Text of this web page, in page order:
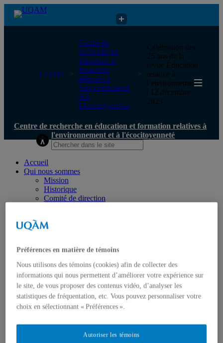
Centre de recherche en éducation et formation relatives à
l'environnement et à l'écocitoyenneté
UQAM
Centre de
recherche en
éducation et
formation
relatives à
l'environnement
et à
l'écocitoyenneté
Célébration des
25 ans de la
revue Éducation
relative à
l’environnement
| 12 décembre
2023
Centre de recherche en éducation et formation relatives à
l'environnement et à l'écocitoyenneté
Accueil
Qui nous sommes
Mission
Historique
Comité de direction
Partenaires
Personnel
Activités socio-scientifiques
Axes de recherche
1) Écocitoyenneté et justice
2) Prismes socioculturels
3) Art et créativité
➜ Autochtonisation
Projets fondateurs et passés
Préférences en matière de témoins
Nous utilisons des témoins (cookies) afin de collecter des
informations qui nous permettent d’améliorer votre expérience sur
le site, de vous proposer des contenus vidéo, d’analyser les
statistiques de fréquentation, etc. Vous pouvez personnaliser votre
choix en sélectionnant « Préférences ».
Autoriser les témoins